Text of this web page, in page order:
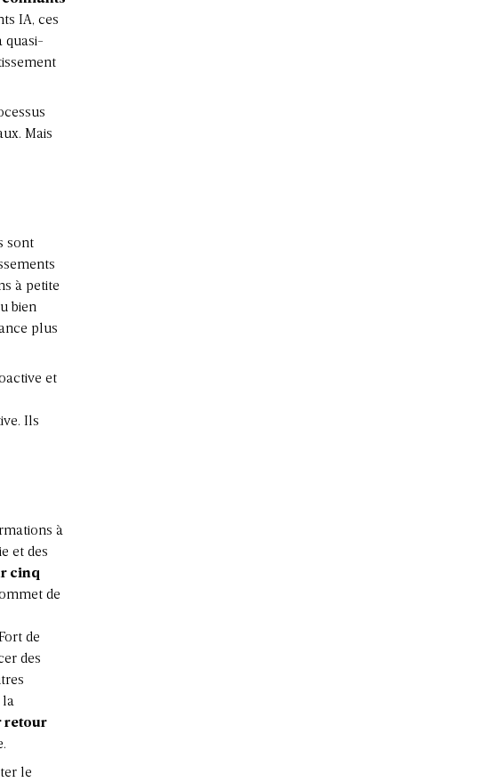
IA, ces
quasi-
Mais
sont
à petite
bien
plus
et
Ils
à
et des
cinq
de
de
des
la
retour
le